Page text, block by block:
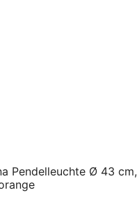
Pendelleuchte Ø 43 cm,